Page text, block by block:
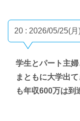
20 : 2026/05/25(
学生とパート主
まともに大学出
も年収600万は到